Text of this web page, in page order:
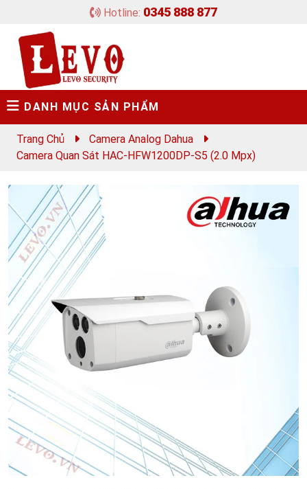
Hotline: 0345 888 877
DANH MỤC SẢN PHẨM
Trang Chủ
Camera Analog Dahua
Camera Quan Sát HAC-HFW1200DP-S5 (2.0 Mpx)